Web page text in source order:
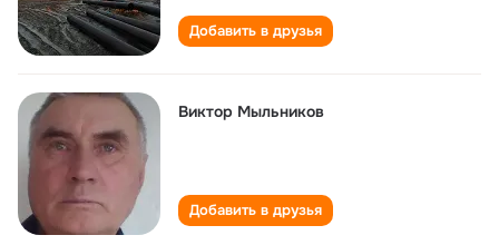
Добавить в друзья
Виктор Мыльников
Добавить в друзья